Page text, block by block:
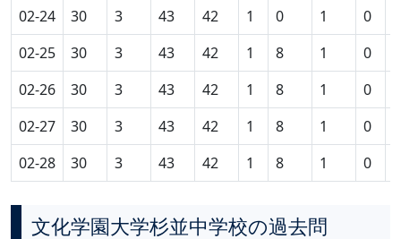
02-24
30 3 43 42 1 0 1 0
02-25
30 3 43 42 1 8 1 0
02-26
30 3 43 42 1 8 1 0
02-27
30 3 43 42 1 8 1 0
02-28
30 3 43 42 1 8 1 0
文化学園大学杉並中学校の過去問